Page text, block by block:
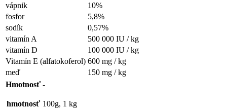
vápnik
10%
fosfor
5,8%
sodík
0,57%
vitamín A
500 000 IU / kg
vitamín D
100 000 IU / kg
Vitamín E (alfatokoferol) 600 mg / kg
meď
150 mg / kg
Hmotnosť -
hmotnosť 100g, 1 kg